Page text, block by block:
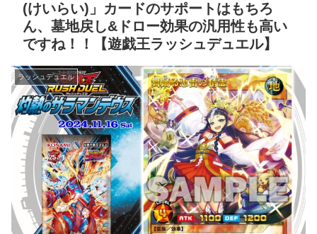
(けいらい)」カードのサポートはもちろ
ん、墓地戻し&ドロー効果の汎用性も高い
ですね！！【遊戯王ラッシュデュエル】
ラッシュデュエル